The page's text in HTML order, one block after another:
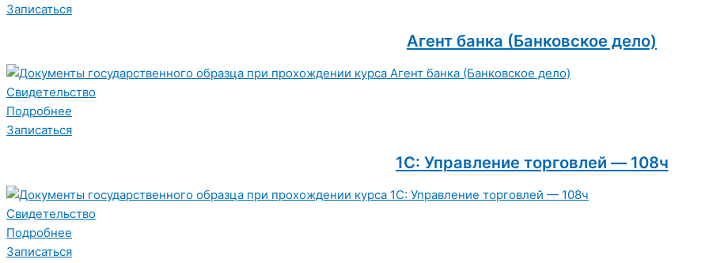
Записаться
Агент банка (Банковское дело)
Свидетельство
Подробнее
Записаться
1С: Управление торговлей — 108ч
Свидетельство
Подробнее
Записаться